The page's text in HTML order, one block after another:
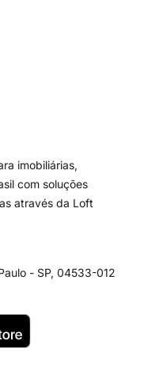
imobiliárias,
com soluções
através da Loft
- SP, 04533-012